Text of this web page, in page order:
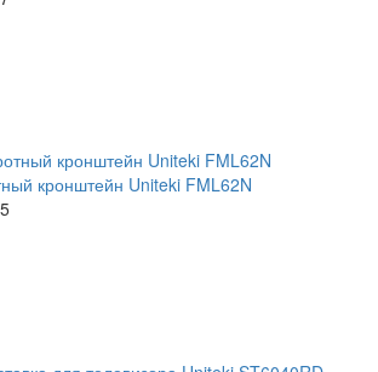
кронштейн Uniteki FML62N